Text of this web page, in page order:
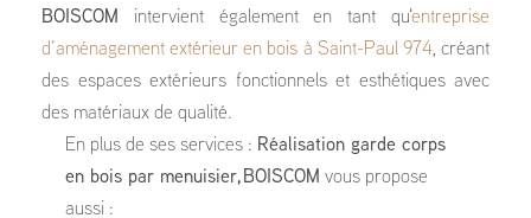
BOISCOM intervient également en tant qu'entreprise
d’aménagement extérieur en bois à Saint-Paul 974, créant
des espaces extérieurs fonctionnels et esthétiques avec
des matériaux de qualité.
En plus de ses services : Réalisation garde corps
en bois par menuisier, BOISCOM vous propose
aussi :